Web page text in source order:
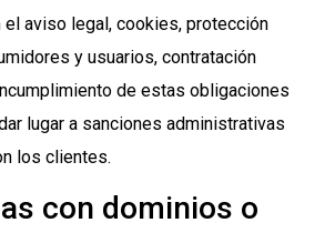
el aviso legal, cookies, protección
y usuarios, contratación
de estas obligaciones
lugar a sanciones administrativas
los clientes.
con dominios o